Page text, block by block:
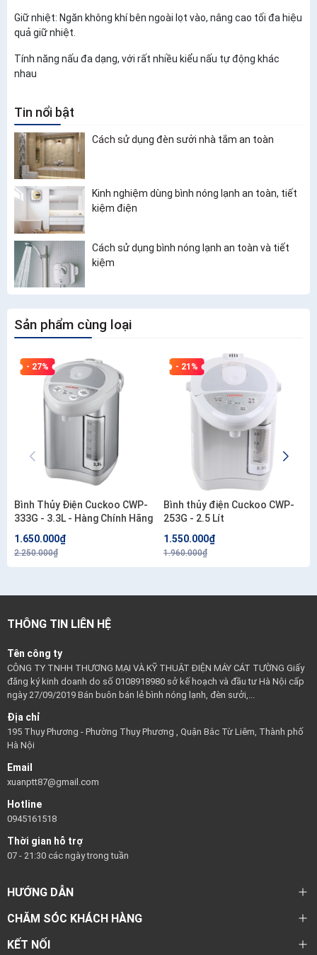
Giữ nhiệt: Ngăn không khí bên ngoài lọt vào, nâng cao tối đa hiệu
quả giữ nhiệt.
Tính năng nấu đa dạng, với rất nhiều kiểu nấu tự động khác
nhau
Tin nổi bật
Cách sử dụng đèn sưởi nhà tắm an toàn
Kinh nghiệm dùng bình nóng lạnh an toàn, tiết
kiệm điện
Cách sử dụng bình nóng lạnh an toàn và tiết
kiệm
Sản phẩm cùng loại
- 27%
Bình Thủy Điện Cuckoo CWP-
333G - 3.3L - Hàng Chính Hãng
1.650.000₫
2.250.000₫
- 21%
Bình thủy điện Cuckoo CWP-
253G - 2.5 Lít
1.550.000₫
1.960.000₫
THÔNG TIN LIÊN HỆ
Tên công ty
CÔNG TY TNHH THƯƠNG MẠI VÀ KỸ THUẬT ĐIỆN MÁY CÁT TƯỜNG Giấy
đăng ký kinh doanh do số 0108918980 sở kế hoạch và đầu tư Hà Nội cấp
ngày 27/09/2019 Bán buôn bán lẻ bình nóng lạnh, đèn sưởi,...
Địa chỉ
195 Thụy Phương - Phường Thụy Phương , Quận Bắc Từ Liêm, Thành phố
Hà Nội
Email
xuanptt87@gmail.com
Hotline
0945161518
Thời gian hỗ trợ
07 - 21:30 các ngày trong tuần
HƯỚNG DẪN
CHĂM SÓC KHÁCH HÀNG
KẾT NỐI